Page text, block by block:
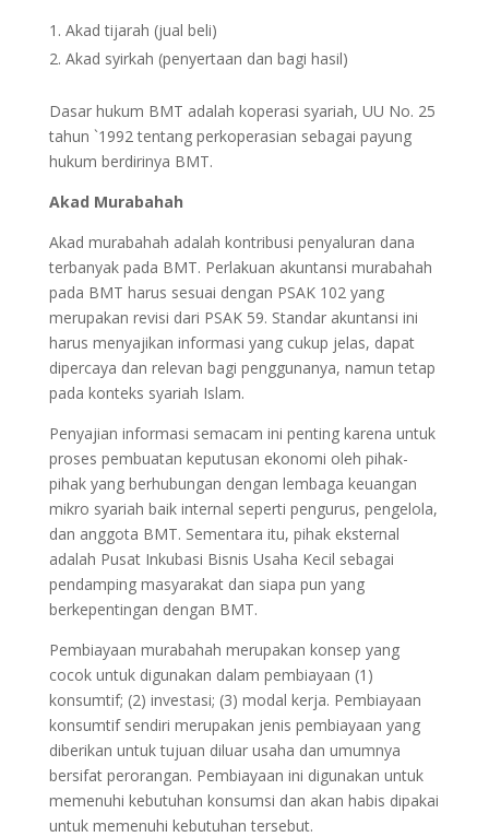
Akad tijarah (jual beli)
Akad syirkah (penyertaan dan bagi hasil)
Dasar hukum BMT adalah koperasi syariah, UU No. 25
tahun `1992 tentang perkoperasian sebagai payung
hukum berdirinya BMT.
Akad Murabahah
Akad murabahah adalah kontribusi penyaluran dana
terbanyak pada BMT. Perlakuan akuntansi murabahah
pada BMT harus sesuai dengan PSAK 102 yang
merupakan revisi dari PSAK 59. Standar akuntansi ini
harus menyajikan informasi yang cukup jelas, dapat
dipercaya dan relevan bagi penggunanya, namun tetap
pada konteks syariah Islam.
Penyajian informasi semacam ini penting karena untuk
proses pembuatan keputusan ekonomi oleh pihak-
pihak yang berhubungan dengan lembaga keuangan
mikro syariah baik internal seperti pengurus, pengelola,
dan anggota BMT. Sementara itu, pihak eksternal
adalah Pusat Inkubasi Bisnis Usaha Kecil sebagai
pendamping masyarakat dan siapa pun yang
berkepentingan dengan BMT.
Pembiayaan murabahah merupakan konsep yang
cocok untuk digunakan dalam pembiayaan (1)
konsumtif; (2) investasi; (3) modal kerja. Pembiayaan
konsumtif sendiri merupakan jenis pembiayaan yang
diberikan untuk tujuan diluar usaha dan umumnya
bersifat perorangan. Pembiayaan ini digunakan untuk
memenuhi kebutuhan konsumsi dan akan habis dipakai
untuk memenuhi kebutuhan tersebut.